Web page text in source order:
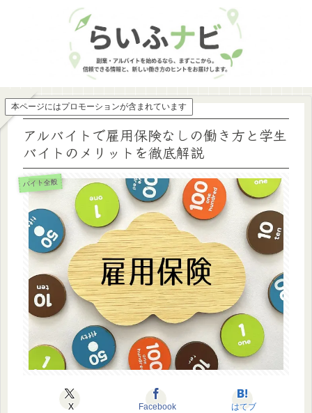
本ページにはプロモーションが含まれています
アルバイトで雇用保険なしの働き方と学生
バイトのメリットを徹底解説
バイト全般
X Facebook はてブ